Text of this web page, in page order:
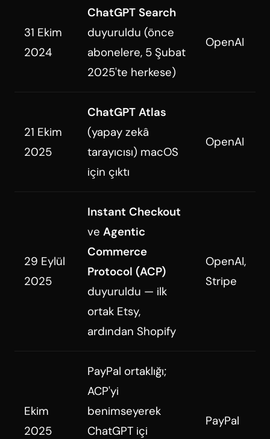
31 Ekim
2024
ChatGPT Search
duyuruldu (önce
abonelere, 5 Şubat
2025'te herkese)
OpenAI
21 Ekim
2025
ChatGPT Atlas
(yapay zekâ
tarayıcısı) macOS
için çıktı
OpenAI
29 Eylül
2025
Instant Checkout
ve Agentic
Commerce
Protocol (ACP)
duyuruldu — ilk
ortak Etsy,
ardından Shopify
OpenAI,
Stripe
Ekim
2025
PayPal ortaklığı;
ACP'yi
benimseyerek
ChatGPT içi
PayPal